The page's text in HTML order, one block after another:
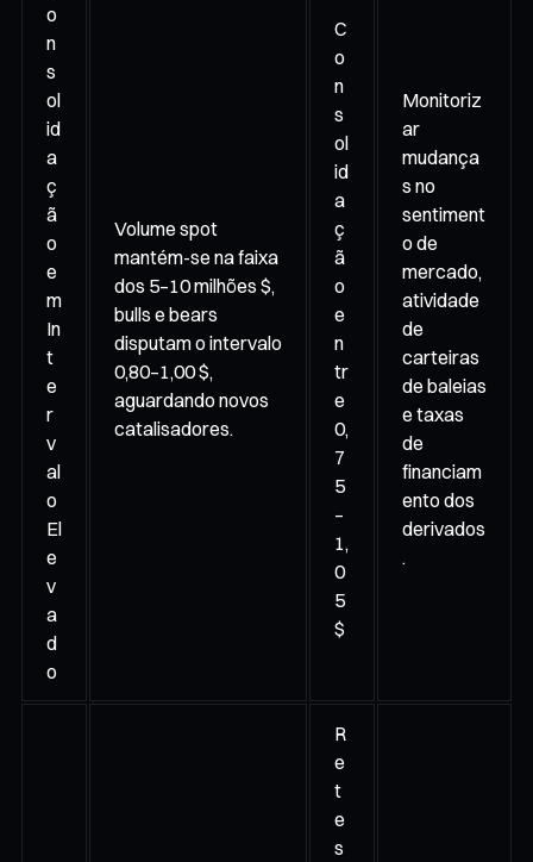
o
n
s
ol
id
a
ç
ã
o
e
m
In
t
e
r
v
al
o
El
e
v
a
d
o
Volume spot
mantém-se na faixa
dos 5–10 milhões $,
bulls e bears
disputam o intervalo
0,80–1,00 $,
aguardando novos
catalisadores.
C
o
n
s
ol
id
a
ç
ã
o
e
n
tr
e
0,
7
5
–
1,
0
5
$
Monitoriz
ar
mudança
s no
sentiment
o de
mercado,
atividade
de
carteiras
de baleias
e taxas
de
financiam
ento dos
derivados
.
R
e
t
e
s